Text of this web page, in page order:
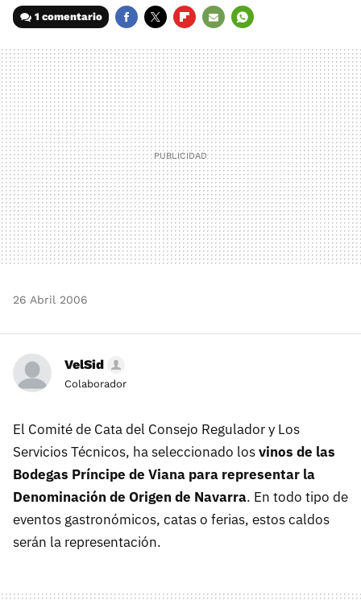
1 comentario
MAIL
26 Abril 2006
VelSid
Colaborador
El Comité de Cata del Consejo Regulador y Los
Servicios Técnicos, ha seleccionado losvinos de las
Bodegas Príncipe de Viana para representar la
Denominación de Origen de Navarra. En todo tipo de
eventos gastronómicos, catas o ferias, estos caldos
serán la representación.